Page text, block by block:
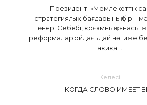
Президент: «Мемлекеттік
стратегиялық бағдарының бірі
өнер. Себебі, қоғамның санасы
реформалар ойдағыдай нәтиже
ақиқат.
Келесі
КОГДА СЛОВО ИМЕЕТ